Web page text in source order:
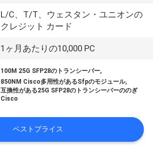
L/C、T/T、ウェスタン・ユニオンの
クレジット カード
1ヶ月あたりの10,000 PC
100M 25G SFP28のトランシーバー,
850NM Cisco多用性があるSfpのモジュール,
互換性がある25G SFP28のトランシーバーののぎ
Cisco
ベストプライス